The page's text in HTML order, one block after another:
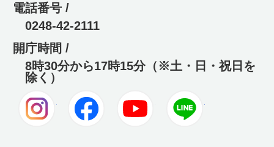
電話番号 /
0248-42-2111
開庁時間 /
8時30分から17時15分（※土・日・祝日を
除く）
Instagram Facebook Youtube